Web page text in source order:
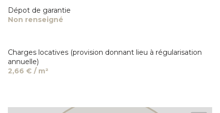
Dépot de garantie
Non renseigné
Charges locatives (provision donnant lieu à régularisation
annuelle)
2,66 € / m²